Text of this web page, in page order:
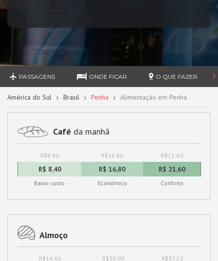
PASSAGENS ONDE FICAR O QUE FAZER
América do Sul Brasil Penha Alimentação em Penha
Café da manhã
R$8.40 R$16.80 R$21.60
R$ 8,40 R$ 16,80 R$ 21,60
Baixo custo Econômico Conforto
Almoço
R$14.40 R$30.00 R$37.20